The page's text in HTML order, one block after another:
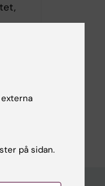
på sidan.